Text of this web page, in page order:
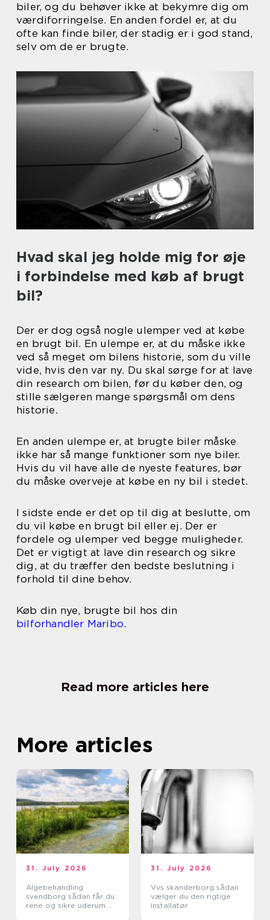
biler, og du behøver ikke at bekymre dig om
værdiforringelse. En anden fordel er, at du
ofte kan finde biler, der stadig er i god stand,
selv om de er brugte.
Hvad skal jeg holde mig for øje
i forbindelse med køb af brugt
bil?
Der er dog også nogle ulemper ved at købe
en brugt bil. En ulempe er, at du måske ikke
ved så meget om bilens historie, som du ville
vide, hvis den var ny. Du skal sørge for at lave
din research om bilen, før du køber den, og
stille sælgeren mange spørgsmål om dens
historie.
En anden ulempe er, at brugte biler måske
ikke har så mange funktioner som nye biler.
Hvis du vil have alle de nyeste features, bør
du måske overveje at købe en ny bil i stedet.
I sidste ende er det op til dig at beslutte, om
du vil købe en brugt bil eller ej. Der er
fordele og ulemper ved begge muligheder.
Det er vigtigt at lave din research og sikre
dig, at du træffer den bedste beslutning i
forhold til dine behov.
Køb din nye, brugte bil hos din
bilforhandler Maribo.
Read more articles here
More articles
31. July 2026
Algebehandling
svendborg sådan får du
rene og sikre uderum
31. July 2026
Vvs skanderborg sådan
vælger du den rigtige
installatør